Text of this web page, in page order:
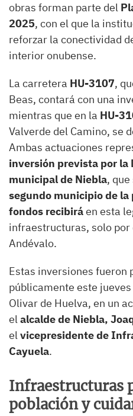
obras forman parte del
2025, con el que la
reforzar la conectividad
interior onubense.
La carretera HU-3107,
Beas, contará con una
mientras que en la HU-
Valverde del Camino, se
Ambas actuaciones
inversión prevista por
municipal de Niebla,
segundo municipio de la
fondos recibiráen esta
infraestructuras, solo por
Andévalo.
Estas inversiones fueron
públicamente este
Olivar de Huelva, en un
elalcalde de Niebla,
elvicepresidente de
Cayuela.
Infraestructuras
población y